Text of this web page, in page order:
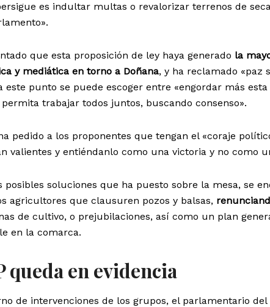
es indultar multas o revalorizar terrenos de
que esta proposición de ley haya generado la
y mediática en torno a Doñana, y ha reclamado «paz
este punto se puede escoger entre «engordar más
trabajar todos juntos, buscando consenso».
pedido a los proponentes que tengan el «coraje
valientes y entiéndanlo como una victoria y no como
posibles soluciones que ha puesto sobre la mesa, se
agricultores que clausuren pozos y balsas,
de cultivo, o prejubilaciones, así como un plan
en la comarca.
queda en evidencia
de intervenciones de los grupos, el parlamentario del